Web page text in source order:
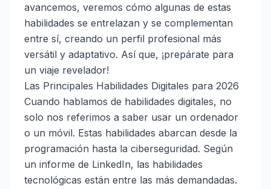
avancemos, veremos cómo algunas de estas
habilidades se entrelazan y se complementan
entre sí, creando un perfil profesional más
versátil y adaptativo. Así que, ¡prepárate para
un viaje revelador!
Las Principales Habilidades Digitales para 2026
Cuando hablamos de habilidades digitales, no
solo nos referimos a saber usar un ordenador
o un móvil. Estas habilidades abarcan desde la
programación hasta la ciberseguridad. Según
un informe de LinkedIn, las habilidades
tecnológicas están entre las más demandadas.